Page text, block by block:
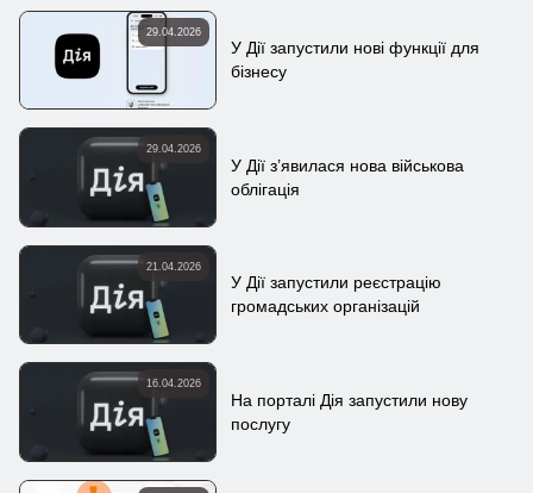
29.04.2026
У Дії запустили нові функції для
бізнесу
29.04.2026
У Дії з’явилася нова військова
облігація
21.04.2026
У Дії запустили реєстрацію
громадських організацій
16.04.2026
На порталі Дія запустили нову
послугу